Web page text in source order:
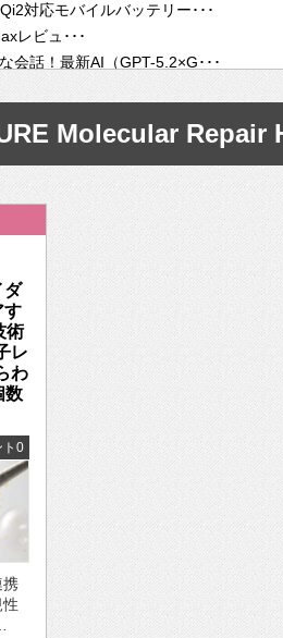
対応モバイルバッテリー･･･
レビュ･･･
会話！最新AI（GPT-5.2×G･･･
VITURE Luma Ultra･･･
ジャストシステム、”自分が今話し･･･
分で作って、想いを渡す」 TE･･･
Molecular Repair
ダ
す
術
レ
わ
数
ト0
携